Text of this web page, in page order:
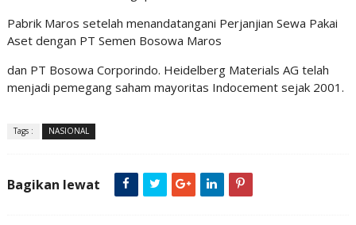
Pabrik Maros setelah menandatangani Perjanjian Sewa Pakai
Aset dengan PT Semen Bosowa Maros
dan PT Bosowa Corporindo. Heidelberg Materials AG telah
menjadi pemegang saham mayoritas Indocement sejak 2001.
Tags : NASIONAL
Bagikan lewat